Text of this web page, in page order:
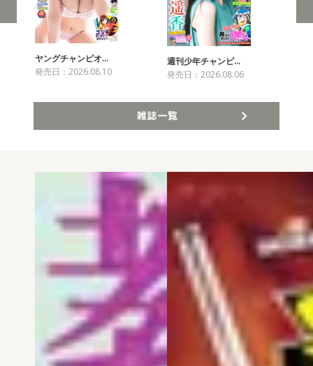
ヤングチャンピオ…
発売日：2026.08.10
週刊少年チャンピ…
発売日：2026.08.06